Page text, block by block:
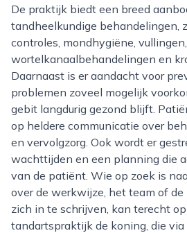
De praktijk biedt een breed aanbod aan
tandheelkundige behandelingen,
controles, mondhygiëne, vullingen,
wortelkanaalbehandelingen en
Daarnaast is er aandacht voor
problemen zoveel mogelijk
gebit langdurig gezond blijft.
op heldere communicatie over
en vervolgzorg. Ook wordt er
wachttijden en een planning die
van de patiënt. Wie op zoek is
over de werkwijze, het team of
zich in te schrijven, kan terecht
tandartspraktijk de koning, die